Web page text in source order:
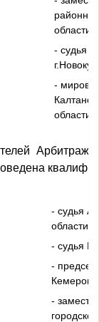
области;
- судья
-
области.
- судья
области;
- судья
-
-